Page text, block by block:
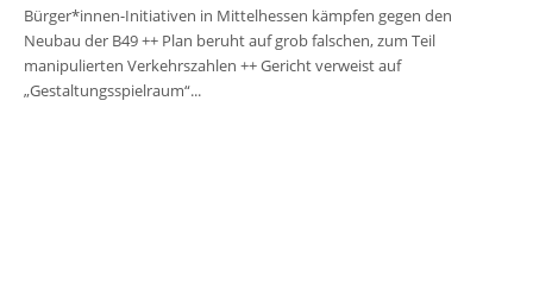
Bürger*innen-Initiativen in Mittelhessen kämpfen gegen den
Neubau der B49 ++ Plan beruht auf grob falschen, zum Teil
manipulierten Verkehrszahlen ++ Gericht verweist auf
„Gestaltungsspielraum“...